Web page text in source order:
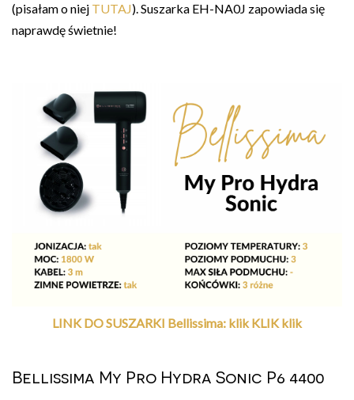
(pisałam o niej TUTAJ). Suszarka EH-NA0J zapowiada się
naprawdę świetnie!
LINK DO SUSZARKI Bellissima: klik KLIK klik
Bellissima My Pro Hydra Sonic P6 4400